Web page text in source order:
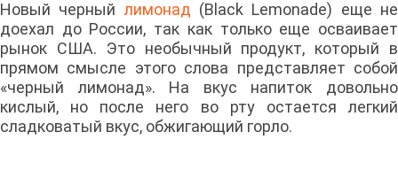
Новый черный лимонад (Black Lemonade) еще не
доехал до России, так как только еще осваивает
рынок США. Это необычный продукт, который в
прямом смысле этого слова представляет собой
«черный лимонад». На вкус напиток довольно
кислый, но после него во рту остается легкий
сладковатый вкус, обжигающий горло.